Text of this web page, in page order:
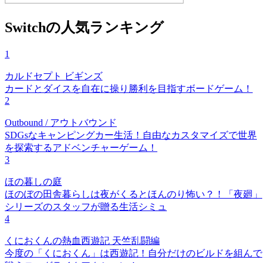
Switchの人気ランキング
1
カルドセプト ビギンズ
カードとダイスを自在に操り勝利を目指すボードゲーム！
2
Outbound / アウトバウンド
SDGsなキャンピングカー生活！自由なカスタマイズで世界
を探索するアドベンチャーゲーム！
3
ほの暮しの庭
ほのぼの田舎暮らしは夜がくるとほんのり怖い？！「夜廻」
シリーズのスタッフが贈る生活シミュ
4
くにおくんの熱血西遊記 天竺乱闘編
今度の「くにおくん」は西遊記！自分だけのビルドを組んで